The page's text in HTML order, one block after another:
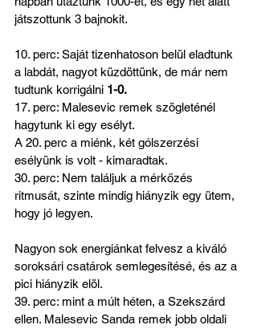
játszottunk 3 bajnokit.
10. perc: Saját tizenhatoson belül eladtunk
a labdát, nagyot küzdöttünk, de már nem
tudtunk korrigálni 1-0.
17. perc: Malesevic remek szögleténél
hagytunk ki egy esélyt.
A 20. perc a miénk, két gólszerzési
esélyünk is volt - kimaradtak.
30. perc: Nem találjuk a mérkőzés
ritmusát, szinte mindig hiányzik egy ütem,
hogy jó legyen.
Nagyon sok energiánkat felvesz a kiváló
soroksári csatárok semlegesítésé, és az a
pici hiányzik elöl.
39. perc: mint a múlt héten, a Szekszárd
ellen. Malesevic Sanda remek jobb oldali